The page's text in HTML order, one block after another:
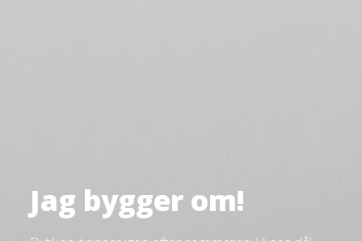
Jag bygger om!